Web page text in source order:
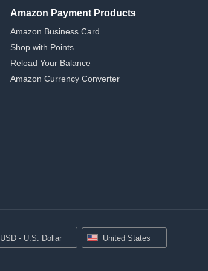
Amazon Payment Products
Amazon Business Card
Shop with Points
Reload Your Balance
Amazon Currency Converter
USD - U.S. Dollar United States